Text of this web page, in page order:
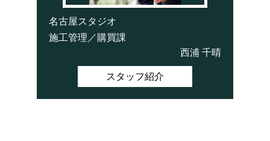
名古屋スタジオ
施工管理／購買課
西浦 千晴
スタッフ紹介